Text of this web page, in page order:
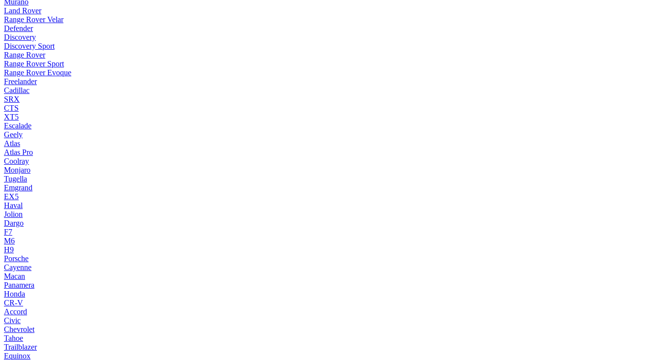
Murano
Land Rover
Range Rover Velar
Defender
Discovery
Discovery Sport
Range Rover
Range Rover Sport
Range Rover Evoque
Freelander
Cadillac
SRX
CTS
XT5
Escalade
Geely
Atlas
Atlas Pro
Coolray
Monjaro
Tugella
Emgrand
EX5
Haval
Jolion
Dargo
F7
M6
H9
Porsche
Cayenne
Macan
Panamera
Honda
CR-V
Accord
Civic
Chevrolet
Tahoe
Trailblazer
Equinox